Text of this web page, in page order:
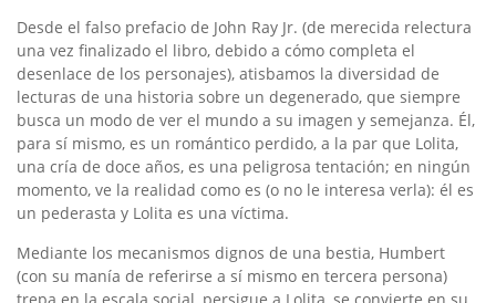
Desde el falso prefacio de John Ray Jr. (de merecida relectura
una vez finalizado el libro, debido a cómo completa el
desenlace de los personajes), atisbamos la diversidad de
lecturas de una historia sobre un degenerado, que siempre
busca un modo de ver el mundo a su imagen y semejanza. Él,
para sí mismo, es un romántico perdido, a la par que Lolita,
una cría de doce años, es una peligrosa tentación; en ningún
momento, ve la realidad como es (o no le interesa verla): él es
un pederasta y Lolita es una víctima.
Mediante los mecanismos dignos de una bestia, Humbert
(con su manía de referirse a sí mismo en tercera persona)